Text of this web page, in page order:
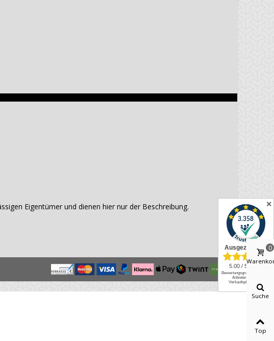
✕
Eigentümer und dienen hier nur der Beschreibung.
0
Suche
Top